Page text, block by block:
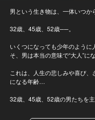
男という生き物は、一体いつか
32歳、45歳、52歳──。
いくつになっても少年のように
そ、男は本当の意味で“大人”に
これは、人生の悲しみや喜び
になる年齢…
32歳、45歳、52歳の男たちを